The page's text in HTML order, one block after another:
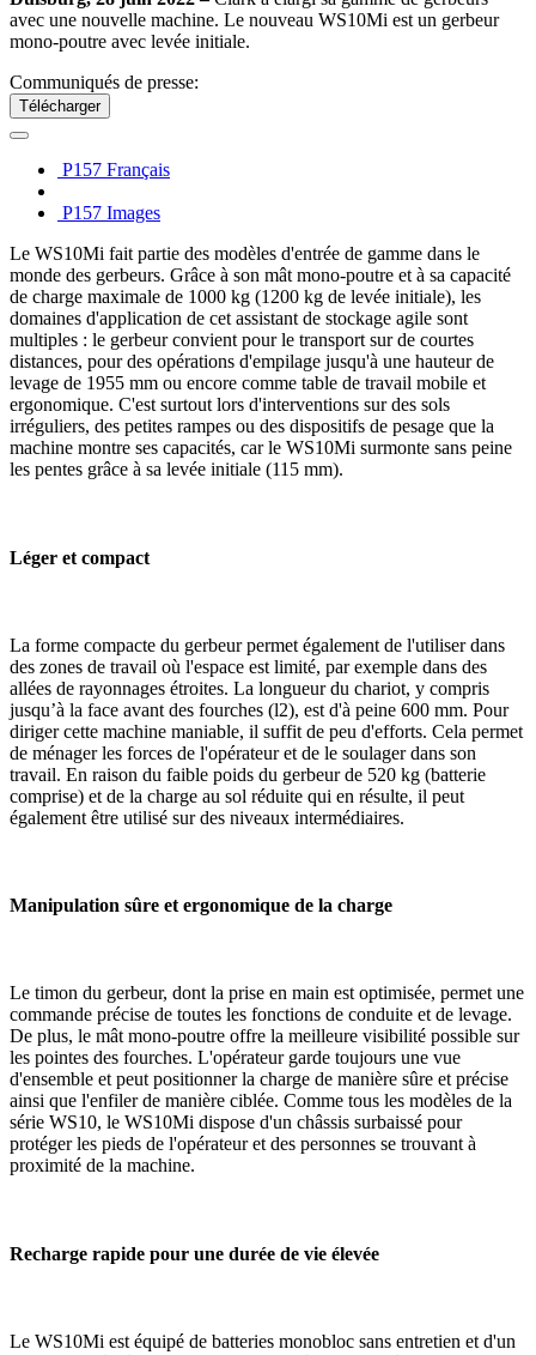
avec une nouvelle machine. Le nouveau WS10Mi est un gerbeur
mono-poutre avec levée initiale.
Communiqués de presse:
Télécharger
P157 Français
P157 Images
Le WS10Mi fait partie des modèles d'entrée de gamme dans le
monde des gerbeurs. Grâce à son mât mono-poutre et à sa capacité
de charge maximale de 1000 kg (1200 kg de levée initiale), les
domaines d'application de cet assistant de stockage agile sont
multiples : le gerbeur convient pour le transport sur de courtes
distances, pour des opérations d'empilage jusqu'à une hauteur de
levage de 1955 mm ou encore comme table de travail mobile et
ergonomique. C'est surtout lors d'interventions sur des sols
irréguliers, des petites rampes ou des dispositifs de pesage que la
machine montre ses capacités, car le WS10Mi surmonte sans peine
les pentes grâce à sa levée initiale (115 mm).
Léger et compact
La forme compacte du gerbeur permet également de l'utiliser dans
des zones de travail où l'espace est limité, par exemple dans des
allées de rayonnages étroites. La longueur du chariot, y compris
jusqu’à la face avant des fourches (l2), est d'à peine 600 mm. Pour
diriger cette machine maniable, il suffit de peu d'efforts. Cela permet
de ménager les forces de l'opérateur et de le soulager dans son
travail. En raison du faible poids du gerbeur de 520 kg (batterie
comprise) et de la charge au sol réduite qui en résulte, il peut
également être utilisé sur des niveaux intermédiaires.
Manipulation sûre et ergonomique de la charge
Le timon du gerbeur, dont la prise en main est optimisée, permet une
commande précise de toutes les fonctions de conduite et de levage.
De plus, le mât mono-poutre offre la meilleure visibilité possible sur
les pointes des fourches. L'opérateur garde toujours une vue
d'ensemble et peut positionner la charge de manière sûre et précise
ainsi que l'enfiler de manière ciblée. Comme tous les modèles de la
série WS10, le WS10Mi dispose d'un châssis surbaissé pour
protéger les pieds de l'opérateur et des personnes se trouvant à
proximité de la machine.
Recharge rapide pour une durée de vie élevée
Le WS10Mi est équipé de batteries monobloc sans entretien et d'un